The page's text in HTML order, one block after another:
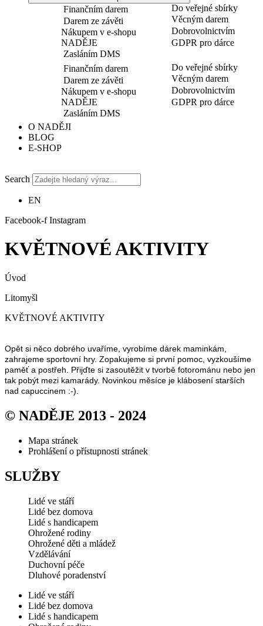
Finančním darem
Darem ze závěti
Nákupem v e-shopu
NADĚJE
Zasláním DMS
Do veřejné sbírky
Věcným darem
Dobrovolnictvím
GDPR pro dárce
Finančním darem
Darem ze závěti
Nákupem v e-shopu
NADĚJE
Zasláním DMS
Do veřejné sbírky
Věcným darem
Dobrovolnictvím
GDPR pro dárce
O NADĚJI
BLOG
E-SHOP
Search
EN
Facebook-f Instagram
KVĚTNOVÉ AKTIVITY
Úvod
Litomyšl
KVĚTNOVÉ AKTIVITY
Opět si něco dobrého uvaříme, vyrobíme dárek maminkám,
zahrajeme sportovní hry. Zopakujeme si první pomoc, vyzkoušíme
paměť a postřeh. Přijďte si zasoutěžit v tvorbě fotorománu nebo jen
tak pobýt mezi kamarády. Novinkou měsíce je klábosení starších
nad capuccinem :-).
© NADĚJE 2013 - 2024
Mapa stránek
Prohlášení o přístupnosti stránek
SLUŽBY
Lidé ve stáří
Lidé bez domova
Lidé s handicapem
Ohrožené rodiny
Ohrožené děti a mládež
Vzdělávání
Duchovní péče
Dluhové poradenství
Lidé ve stáří
Lidé bez domova
Lidé s handicapem